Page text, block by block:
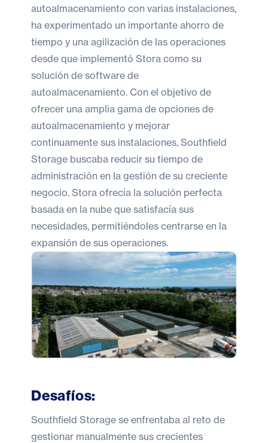
autoalmacenamiento con varias instalaciones,
ha experimentado un importante ahorro de
tiempo y una agilización de las operaciones
desde que implementó Stora como su
solución de software de
autoalmacenamiento. Con el objetivo de
ofrecer una amplia gama de opciones de
autoalmacenamiento y mejorar
continuamente sus instalaciones, Southfield
Storage buscaba reducir su tiempo de
administración en la gestión de su creciente
negocio. Stora ofrecía la solución perfecta
basada en la nube que satisfacía sus
necesidades, permitiéndoles centrarse en la
expansión de sus operaciones.
Desafíos:
Southfield Storage se enfrentaba al reto de
gestionar manualmente sus crecientes